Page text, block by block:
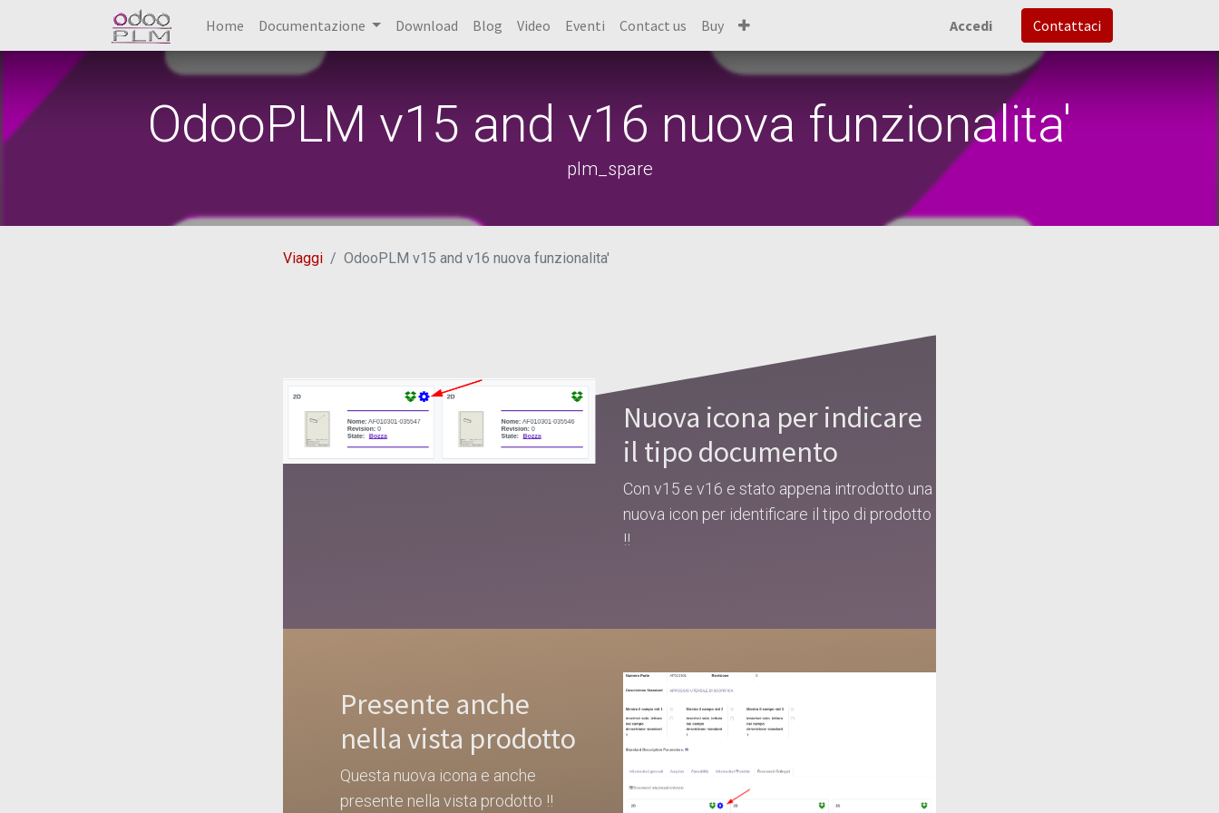
Home Documentazione Download Blog Video Eventi Contact us Buy Accedi Contattaci
OdooPLM v15 and v16 nuova funzionalita'
plm_spare
Viaggi OdooPLM v15 and v16 nuova funzionalita'
Nuova icona per indicare
il tipo documento
Con v15 e v16 e stato appena introdotto una
nuova icon per identificare il tipo di prodotto
!!
Presente anche
nella vista prodotto
Questa nuova icona e anche
presente nella vista prodotto !!